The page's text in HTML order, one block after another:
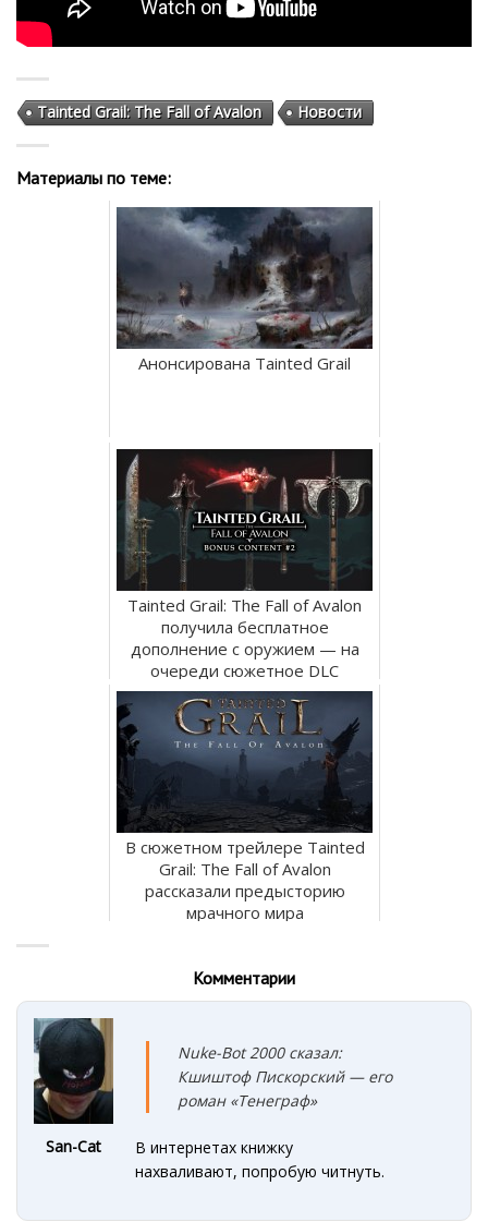
Tainted Grail: The Fall of Avalon Новости
Материалы по теме:
Анонсирована Tainted Grail
Tainted Grail: The Fall of Avalon
получила бесплатное
дополнение с оружием — на
очереди сюжетное DLC
В сюжетном трейлере Tainted
Grail: The Fall of Avalon
рассказали предысторию
мрачного мира
Комментарии
San-Cat
Nuke-Bot 2000 сказал:
Кшиштоф Пискорский — его
роман «Тенеграф»
В интернетах книжку
нахваливают, попробую читнуть.